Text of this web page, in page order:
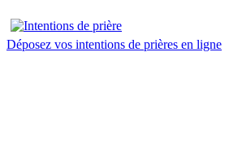
Déposez vos intentions de prières en ligne